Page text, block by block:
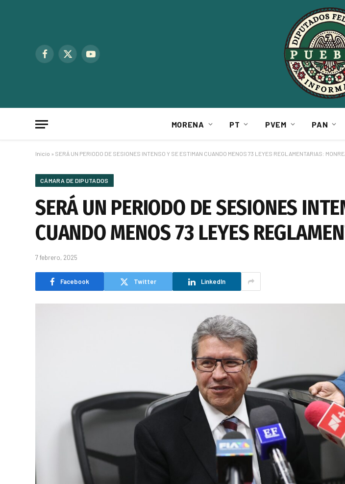
Facebook
X
YouTube
MORENA PT PVEM PAN
Inicio » SERÁ UN PERIODO DE SESIONES INTENSO Y SE ESTIMAN CUANDO MENOS 73 LEYES REGLAMENTARIAS:
CÁMARA DE DIPUTADOS
SERÁ UN PERIODO DE SESIONES
CUANDO MENOS 73 LEYES
7 febrero, 2025
Facebook Twitter LinkedIn